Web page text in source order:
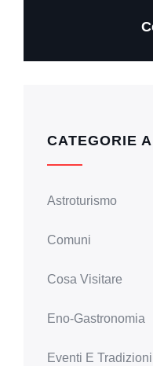
CATEGORIE
Astroturismo
Comuni
Cosa Visitare
Eno-Gastronomia
Eventi E Tradizioni